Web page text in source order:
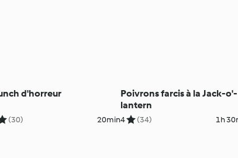
d'horreur
(30) 20min
Poivrons farcis à la Jack-o'-
lantern
4 (34) 1h